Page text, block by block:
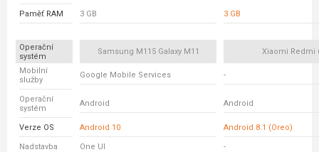
Paměť RAM 3 GB 3 GB
Operační
systém
Samsung M115 Galaxy M11 Xiaomi Redmi
Mobilní
služby
Google Mobile Services -
Operační
systém
Android Android
Verze OS Android 10 Android 8.1 (Oreo)
Nadstavba One UI -